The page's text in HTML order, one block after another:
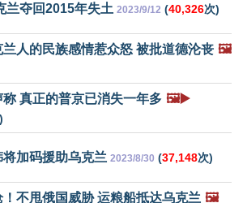
兰夺回2015年失土 2023/9/12 (40,326次)
人的民族感情惹众怒 被批道德沦丧 🖼️
真正的普京已消失一年多 🖼️▶️
加码援助乌克兰 2023/8/30 (37,148次)
不甩俄国威胁 运粮船抵达乌克兰 🖼️